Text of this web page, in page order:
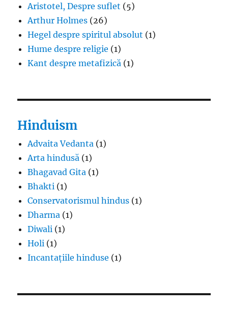
Aristotel, Despre suflet (5)
Arthur Holmes (26)
Hegel despre spiritul absolut (1)
Hume despre religie (1)
Kant despre metafizică (1)
Hinduism
Advaita Vedanta (1)
Arta hindusă (1)
Bhagavad Gita (1)
Bhakti (1)
Conservatorismul hindus (1)
Dharma (1)
Diwali (1)
Holi (1)
Incantațiile hinduse (1)